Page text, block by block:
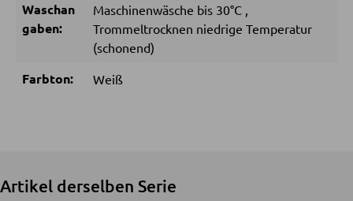
KLEIDERSCHRÄNKE
Schwebetürenschränke
Waschan
gaben:
Maschinenwäsche bis 30°C ,
Trommeltrocknen niedrige Temperatur
(schonend)
Farbton: Weiß
Artikel derselben Serie